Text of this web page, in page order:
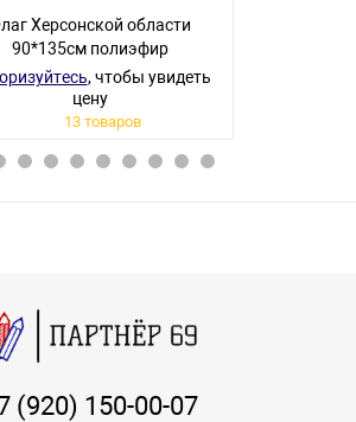
Херсонской области
90*135см полиэфир
, чтобы увидеть
цену
13 товаров
(920) 150-00-07